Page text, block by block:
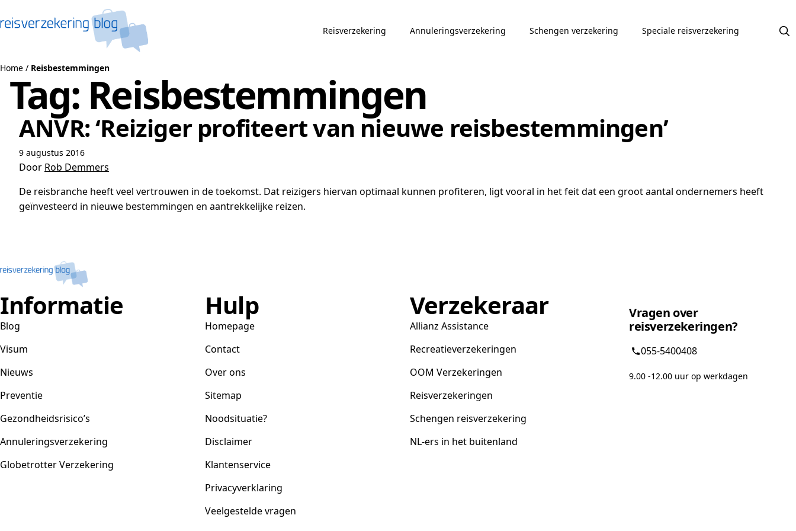
Reisverzekering Annuleringsverzekering Schengen verzekering Speciale reisverzekering
Home / Reisbestemmingen
Tag: Reisbestemmingen
ANVR: ‘Reiziger profiteert van nieuwe reisbestemmingen’
9 augustus 2016
Door Rob Demmers
De reisbranche heeft veel vertrouwen in de toekomst. Dat reizigers hiervan optimaal kunnen profiteren, ligt vooral in het feit dat een groot aantal ondernemers heeft
geïnvesteerd in nieuwe bestemmingen en aantrekkelijke reizen.
Informatie
Blog
Visum
Nieuws
Preventie
Gezondheidsrisico’s
Annuleringsverzekering
Globetrotter Verzekering
Hulp
Homepage
Contact
Over ons
Sitemap
Noodsituatie?
Disclaimer
Klantenservice
Privacyverklaring
Veelgestelde vragen
Verzekeraar
Allianz Assistance
Recreatieverzekeringen
OOM Verzekeringen
Reisverzekeringen
Schengen reisverzekering
NL-ers in het buitenland
Vragen over
reisverzekeringen?
055-5400408
9.00 -12.00 uur op werkdagen